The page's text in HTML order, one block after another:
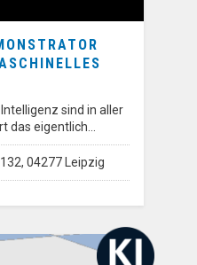
sind in aller
das eigentlich…
04277 Leipzig